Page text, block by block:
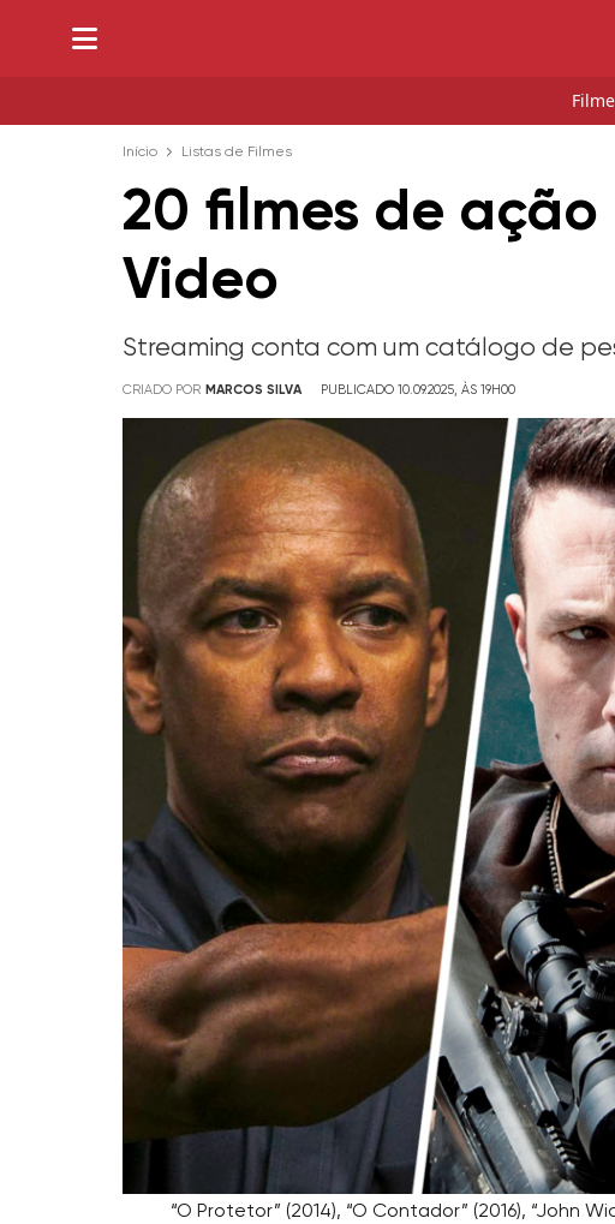
Início Listas de Filmes
20 filmes de
Video
Streaming conta com um catálogo de
CRIADO POR MARCOS SILVA PUBLICADO 10.09.2025, ÀS 19H00
“O Protetor” (2014), “O Contador” (2016), “John